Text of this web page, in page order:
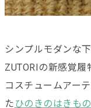
シンプルモダンな
ZUTORIの新感覚
コスチュームアー
た ひのきのはきも